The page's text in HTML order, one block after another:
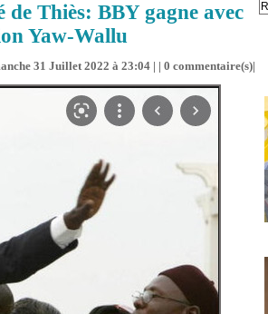
Thiès: BBY gagne avec
Yaw-Wallu
31 Juillet 2022 à 23:04 | | 0 commentaire(s)|